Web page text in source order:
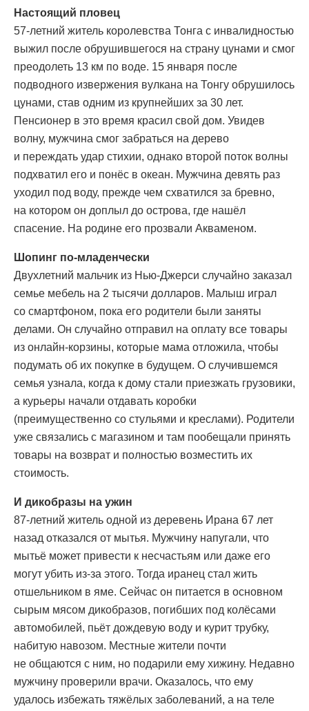
Настоящий пловец
57-летний житель королевства Тонга с инвалидностью
выжил после обрушившегося на страну цунами и смог
преодолеть 13 км по воде. 15 января после
подводного извержения вулкана на Тонгу обрушилось
цунами, став одним из крупнейших за 30 лет.
Пенсионер в это время красил свой дом. Увидев
волну, мужчина смог забраться на дерево
и переждать удар стихии, однако второй поток волны
подхватил его и понёс в океан. Мужчина девять раз
уходил под воду, прежде чем схватился за бревно,
на котором он доплыл до острова, где нашёл
спасение. На родине его прозвали Акваменом.
Шопинг по-младенчески
Двухлетний мальчик из Нью-Джерси случайно заказал
семье мебель на 2 тысячи долларов. Малыш играл
со смартфоном, пока его родители были заняты
делами. Он случайно отправил на оплату все товары
из онлайн-корзины, которые мама отложила, чтобы
подумать об их покупке в будущем. О случившемся
семья узнала, когда к дому стали приезжать грузовики,
а курьеры начали отдавать коробки
(преимущественно со стульями и креслами). Родители
уже связались с магазином и там пообещали принять
товары на возврат и полностью возместить их
стоимость.
И дикобразы на ужин
87-летний житель одной из деревень Ирана 67 лет
назад отказался от мытья. Мужчину напугали, что
мытьё может привести к несчастьям или даже его
могут убить из-за этого. Тогда иранец стал жить
отшельником в яме. Сейчас он питается в основном
сырым мясом дикобразов, погибших под колёсами
автомобилей, пьёт дождевую воду и курит трубку,
набитую навозом. Местные жители почти
не общаются с ним, но подарили ему хижину. Недавно
мужчину проверили врачи. Оказалось, что ему
удалось избежать тяжёлых заболеваний, а на теле